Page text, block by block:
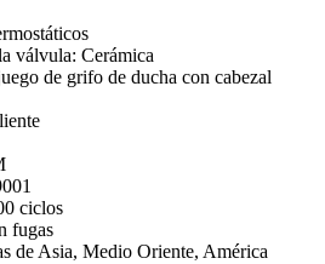
válvula: Cerámica
de grifo de ducha con cabezal
ciclos
fugas
de Asia, Medio Oriente, América